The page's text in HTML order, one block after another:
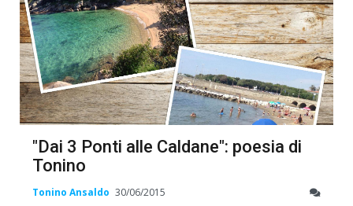
"Dai 3 Ponti alle Caldane": poesia di
Tonino
Tonino Ansaldo 30/06/2015